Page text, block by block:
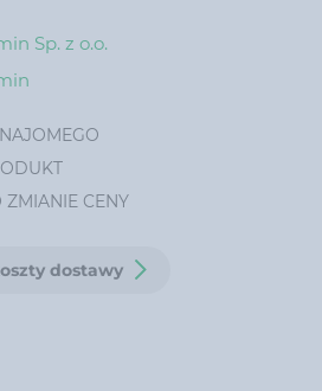
Sp. z o.o.
CENY
dostawy